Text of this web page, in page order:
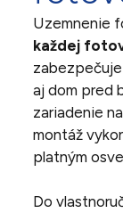
Uzemnenie
každej
aj dom pred
zariadenie
montáž
platným
Do